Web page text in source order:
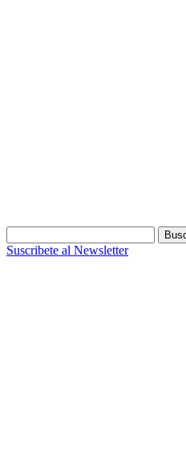
Suscribete al Newsletter